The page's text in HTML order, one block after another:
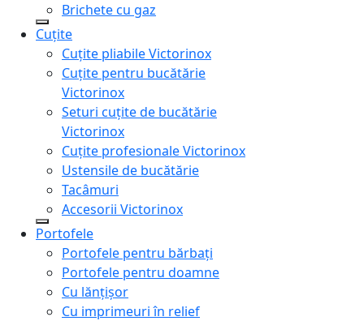
Brichete cu gaz
Cuțite
Cuțite pliabile Victorinox
Cuțite pentru bucătărie
Victorinox
Seturi cuțite de bucătărie
Victorinox
Cuțite profesionale Victorinox
Ustensile de bucătărie
Tacâmuri
Accesorii Victorinox
Portofele
Portofele pentru bărbați
Portofele pentru doamne
Cu lănțișor
Cu imprimeuri în relief